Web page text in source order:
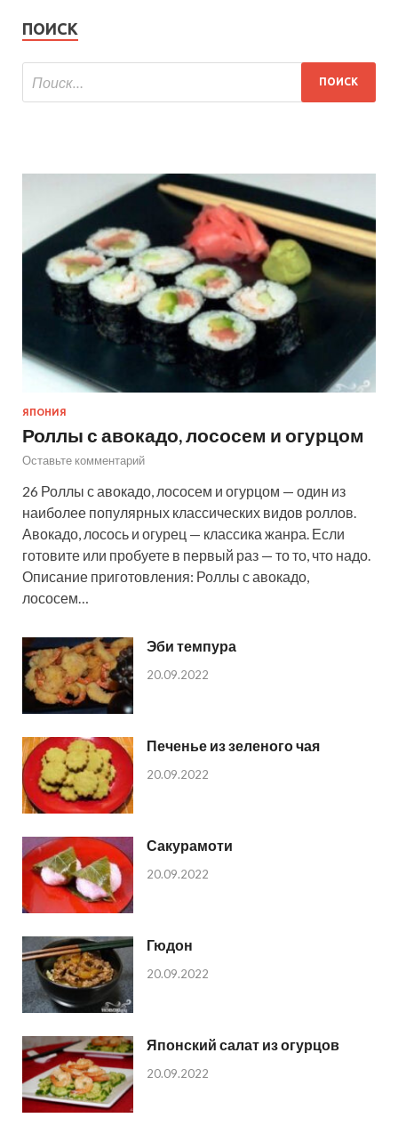
ПОИСК
ЯПОНИЯ
Роллы с авокадо, лососем и огурцом
Оставьте комментарий
26 Роллы с авокадо, лососем и огурцом — один из
наиболее популярных классических видов роллов.
Авокадо, лосось и огурец — классика жанра. Если
готовите или пробуете в первый раз — то то, что надо.
Описание приготовления: Роллы с авокадо,
лососем…
Эби темпура
20.09.2022
Печенье из зеленого чая
20.09.2022
Сакурамоти
20.09.2022
Гюдон
20.09.2022
Японский салат из огурцов
20.09.2022